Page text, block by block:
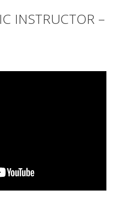
INSTRUCTOR –